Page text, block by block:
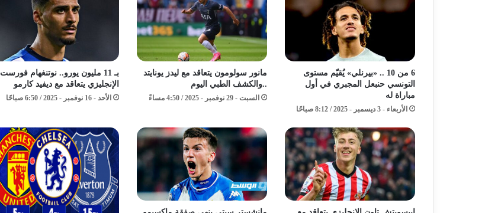
6 من 10 .. «بيرنلي» يُقيّم مستوى
التونسي حنبعل المجبري في أول
مباراة له
الأربعاء - 3 ديسمبر - 2025 / 8:12 صباحًا
مانور سولومون يتعاقد مع ليدز يونايتد
..والكشف الطبي اليوم
السبت - 29 نوفمبر - 2025 / 4:50 مساءً
بـ 11 مليون يورو.. نوتنغهام فورست
الإنجليزي يتعاقد مع ديفيد كارمو
الأحد - 16 نوفمبر - 2025 / 6:50 صباحًا